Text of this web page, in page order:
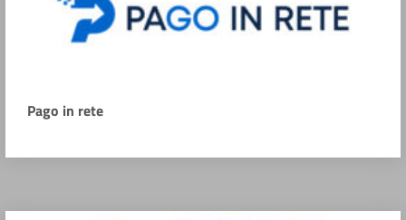
Pago in rete